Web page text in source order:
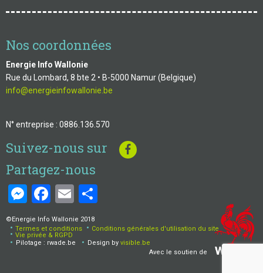
Nos coordonnées
Energie Info Wallonie
Rue du Lombard, 8 bte 2 • B-5000 Namur (Belgique)
info@energieinfowallonie.be
N° entreprise : 0886.136.570
Suivez-nous sur
Partagez-nous
Messenger
Facebook
Email
©Energie Info Wallonie 2018
Menu
Termes et conditions
Conditions générales d'utilisation du site
Vie privée & RGPD
Pilotage : rwade.be
Design by visible.be
Avec le soutien de